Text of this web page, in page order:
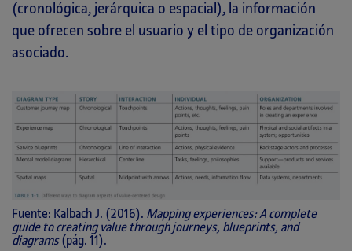
(cronológica, jerárquica o espacial), la información
que ofrecen sobre el usuario y el tipo de organización
asociado.
Fuente: Kalbach J. (2016). Mapping experiences: A complete
guide to creating value through journeys, blueprints, and
diagrams(pág. 11).